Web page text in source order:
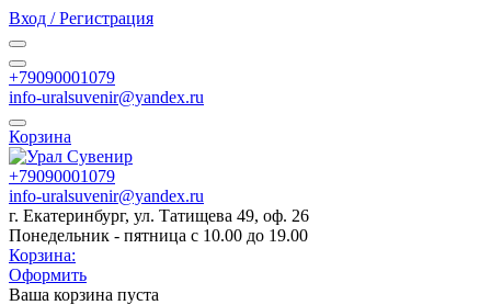
Вход / Регистрация
+79090001079
info-uralsuvenir@yandex.ru
Корзина
+79090001079
info-uralsuvenir@yandex.ru
г. Екатеринбург, ул. Татищева 49, оф. 26
Понедельник - пятница с 10.00 до 19.00
Корзина:
Оформить
Ваша корзина пуста